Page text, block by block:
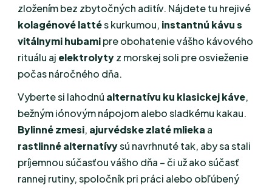
zložením bez zbytočných aditív. Nájdete tu hrejivé
kolagénové lattés kurkumou, instantnú kávu s
vitálnymi hubamipre obohatenie vášho kávového
rituálu aj elektrolytyz morskej soli pre osvieženie
počas náročného dňa.
Vyberte si lahodnú alternatívu ku klasickej káve,
bežným iónovým nápojom alebo sladkému kakau.
Bylinné zmesi, ajurvédske zlaté mlieka a
rastlinné alternatívysú navrhnuté tak, aby sa stali
príjemnou súčasťou vášho dňa – či už ako súčasť
rannej rutiny, spoločník pri práci alebo obľúbený